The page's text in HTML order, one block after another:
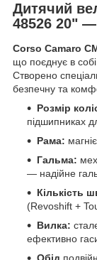
Дитячий
48526 20" —
Corso Camaro
що поєднує в собі
Створено
безпечну та
Розмір
підшипниках
Рама:
Гальма:
— надійне
Кількість
(Revoshift +
Вилка:
ефективно